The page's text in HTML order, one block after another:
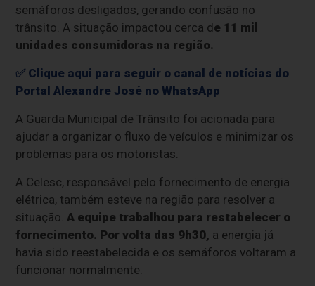
semáforos desligados, gerando confusão no
trânsito. A situação impactou cerca de 11 mil
unidades consumidoras na região.
✅ Clique aqui para seguir o canal de notícias do
Portal Alexandre José no WhatsApp
A Guarda Municipal de Trânsito foi acionada para
ajudar a organizar o fluxo de veículos e minimizar os
problemas para os motoristas.
A Celesc, responsável pelo fornecimento de energia
elétrica, também esteve na região para resolver a
situação. A equipe trabalhou para restabelecer o
fornecimento. Por volta das 9h30, a energia já
havia sido reestabelecida e os semáforos voltaram a
funcionar normalmente.